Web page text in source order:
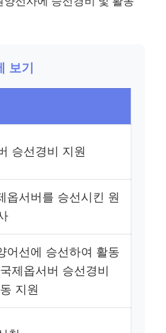
보기
승선경비 지원
옵서버를 승선시킨 원
어선에 승선하여 활동
제옵서버 승선경비
지원